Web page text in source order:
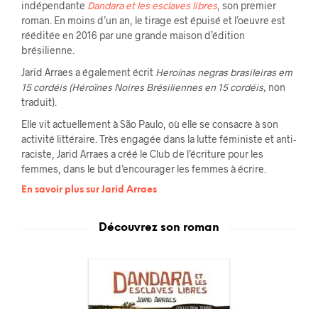
indépendante Dandara et les esclaves libres , son premier
roman. En moins d’un an, le tirage est épuisé et l’oeuvre est
rééditée en 2016 par une grande maison d’édition
brésilienne.
Jarid Arraes a également écrit Heroínas negras brasileiras em
15 cordéis (Héroïnes Noires Brésiliennes en 15 cordéis, non
traduit).
Elle vit actuellement à São Paulo, où elle se consacre à son
activité littéraire. Très engagée dans la lutte féministe et anti-
raciste, Jarid Arraes a créé le Club de l’écriture pour les
femmes, dans le but d’encourager les femmes à écrire.
En savoir plus sur Jarid Arraes
Découvrez son roman